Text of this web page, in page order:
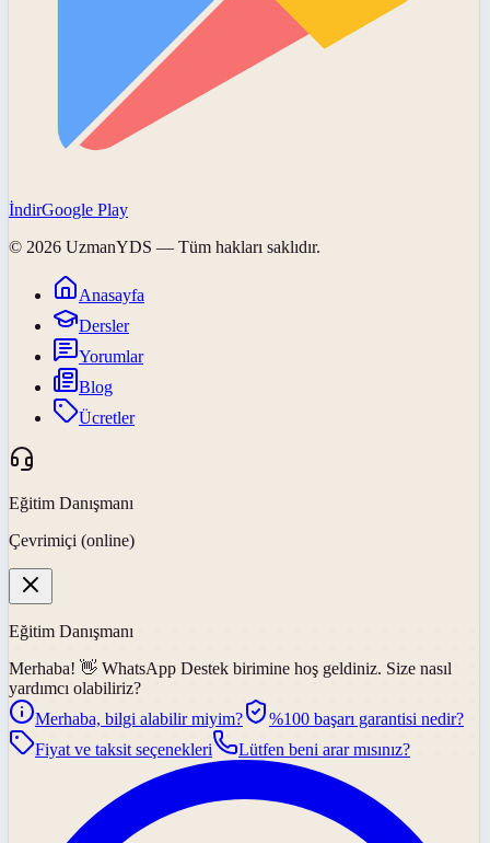
İndirGoogle Play
© 2026 UzmanYDS — Tüm hakları saklıdır.
Anasayfa
Dersler
Yorumlar
Blog
Ücretler
Eğitim Danışmanı
Çevrimiçi (online)
Eğitim Danışmanı
Merhaba! 👋 WhatsApp Destek birimine hoş geldiniz. Size nasıl
yardımcı olabiliriz?
Merhaba, bilgi alabilir miyim?
%100 başarı garantisi nedir?
Fiyat ve taksit seçenekleri
Lütfen beni arar mısınız?